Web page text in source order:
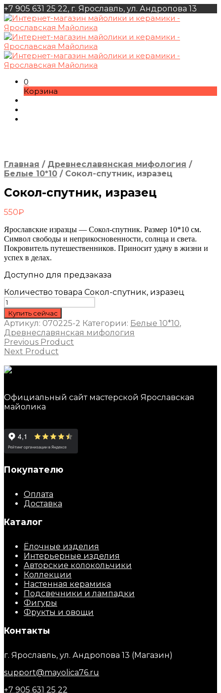
+7 905 631 25 22, г. Ярославль, ул. Андропова 13
0
Корзина
Главная / Древнеславянская мифология /
Белые 10*10 /Сокол-спутник, изразец
Сокол-спутник, изразец
550₽
Ярославские изразцы — Сокол-спутник. Размер 10*10 см.
Символ свободы и неприкосновенности, солнца и света.
Покровитель путешественников. Приносит удачу в жизни и
успех в делах.
Доступно для предзаказа
Количество товара Сокол-спутник, изразец
Купить сейчас
Артикул: 070225-2 Категории: Белые 10*10,
Древнеславянская мифология
Previous Product
Next Product
Официальный сайт мастерской Ярославская
майолика
Покупателю
Оплата
Доставка
Каталог
Ёлочные изделия
Интерьерные изделия
Авторские колокольчики
Коллекции
Настенная керамика
Подсвечники и лампадки
Фигуры
Фрукты и овощи
Контакты
г. Ярославль, ул. Андропова 13 (Магазин)
support@mayolica76.ru
+7 905 631 25 22